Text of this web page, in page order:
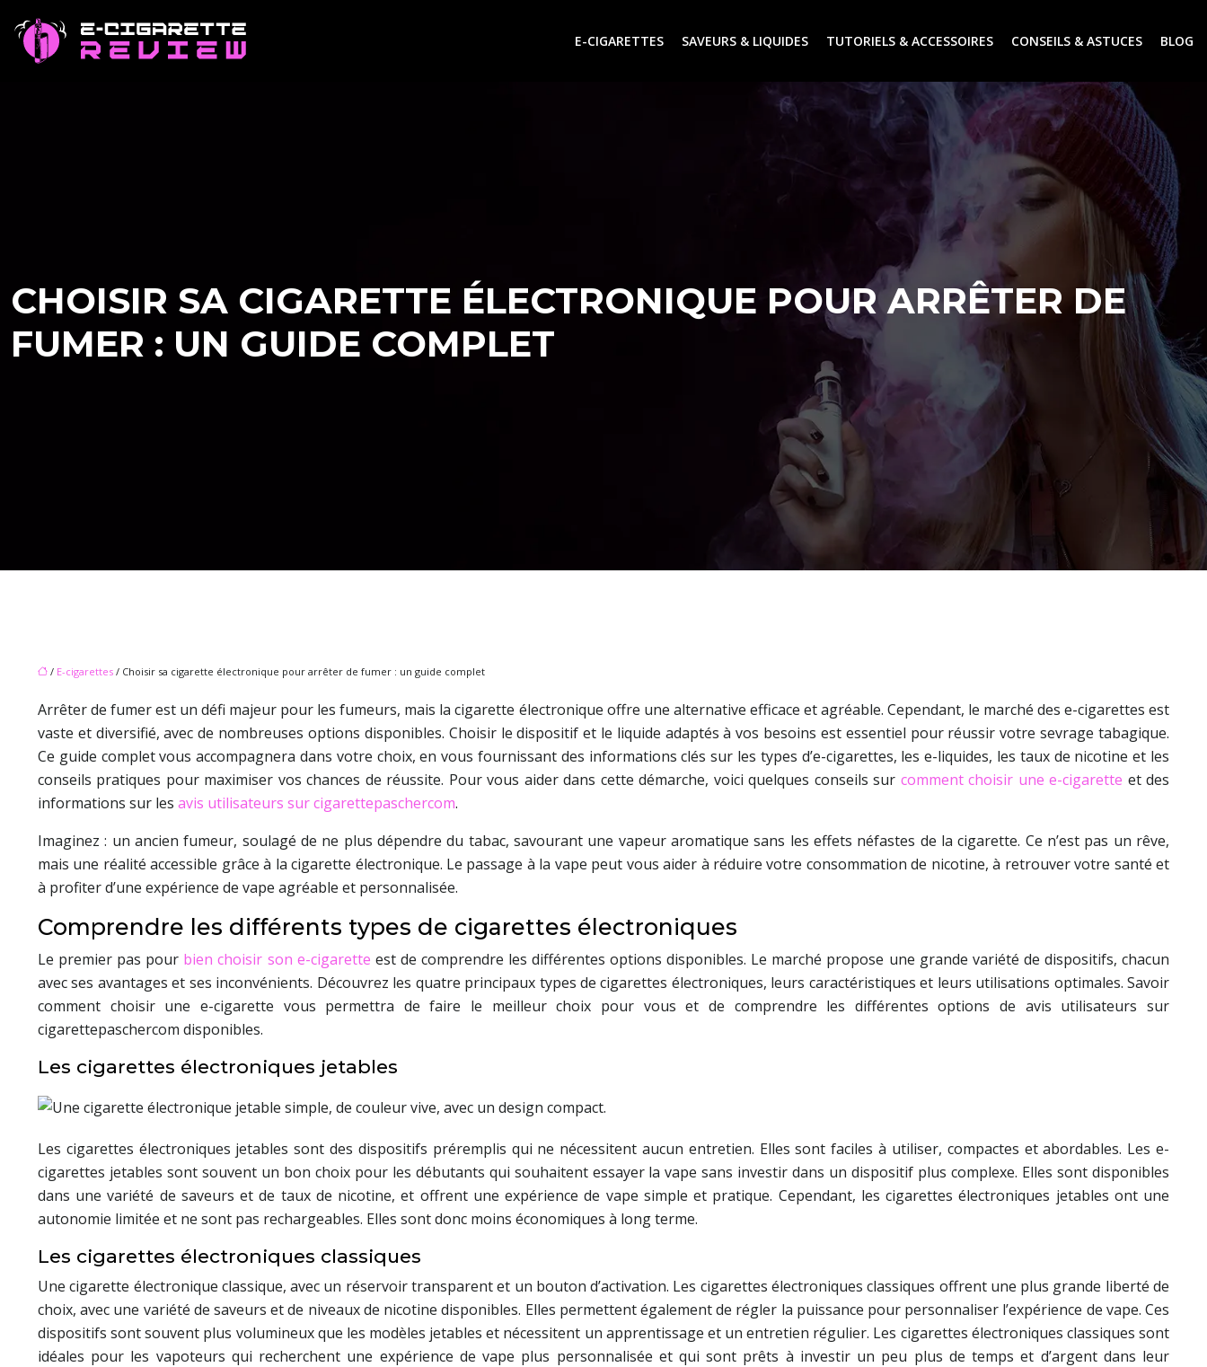
E-CIGARETTES SAVEURS & LIQUIDES TUTORIELS & ACCESSOIRES CONSEILS & ASTUCES BLOG
CHOISIR SA CIGARETTE ÉLECTRONIQUE POUR ARRÊTER DE
FUMER : UN GUIDE COMPLET
/ E-cigarettes / Choisir sa cigarette électronique pour arrêter de fumer : un guide complet
Arrêter de fumer est un défi majeur pour les fumeurs, mais la cigarette électronique offre une alternative efficace et agréable. Cependant, le marché des e-cigarettes est
vaste et diversifié, avec de nombreuses options disponibles. Choisir le dispositif et le liquide adaptés à vos besoins est essentiel pour réussir votre sevrage tabagique.
Ce guide complet vous accompagnera dans votre choix, en vous fournissant des informations clés sur les types d’e-cigarettes, les e-liquides, les taux de nicotine et les
conseils pratiques pour maximiser vos chances de réussite. Pour vous aider dans cette démarche, voici quelques conseils sur comment choisir une e-cigarette et des
informations sur les avis utilisateurs sur cigarettepaschercom.
Imaginez : un ancien fumeur, soulagé de ne plus dépendre du tabac, savourant une vapeur aromatique sans les effets néfastes de la cigarette. Ce n’est pas un rêve,
mais une réalité accessible grâce à la cigarette électronique. Le passage à la vape peut vous aider à réduire votre consommation de nicotine, à retrouver votre santé et
à profiter d’une expérience de vape agréable et personnalisée.
Comprendre les différents types de cigarettes électroniques
Le premier pas pour bien choisir son e-cigarette est de comprendre les différentes options disponibles. Le marché propose une grande variété de dispositifs, chacun
avec ses avantages et ses inconvénients. Découvrez les quatre principaux types de cigarettes électroniques, leurs caractéristiques et leurs utilisations optimales. Savoir
comment choisir une e-cigarette vous permettra de faire le meilleur choix pour vous et de comprendre les différentes options de avis utilisateurs sur
cigarettepaschercom disponibles.
Les cigarettes électroniques jetables
Les cigarettes électroniques jetables sont des dispositifs préremplis qui ne nécessitent aucun entretien. Elles sont faciles à utiliser, compactes et abordables. Les e-
cigarettes jetables sont souvent un bon choix pour les débutants qui souhaitent essayer la vape sans investir dans un dispositif plus complexe. Elles sont disponibles
dans une variété de saveurs et de taux de nicotine, et offrent une expérience de vape simple et pratique. Cependant, les cigarettes électroniques jetables ont une
autonomie limitée et ne sont pas rechargeables. Elles sont donc moins économiques à long terme.
Les cigarettes électroniques classiques
Une cigarette électronique classique, avec un réservoir transparent et un bouton d’activation. Les cigarettes électroniques classiques offrent une plus grande liberté de
choix, avec une variété de saveurs et de niveaux de nicotine disponibles. Elles permettent également de régler la puissance pour personnaliser l’expérience de vape. Ces
dispositifs sont souvent plus volumineux que les modèles jetables et nécessitent un apprentissage et un entretien régulier. Les cigarettes électroniques classiques sont
idéales pour les vapoteurs qui recherchent une expérience de vape plus personnalisée et qui sont prêts à investir un peu plus de temps et d’argent dans leur